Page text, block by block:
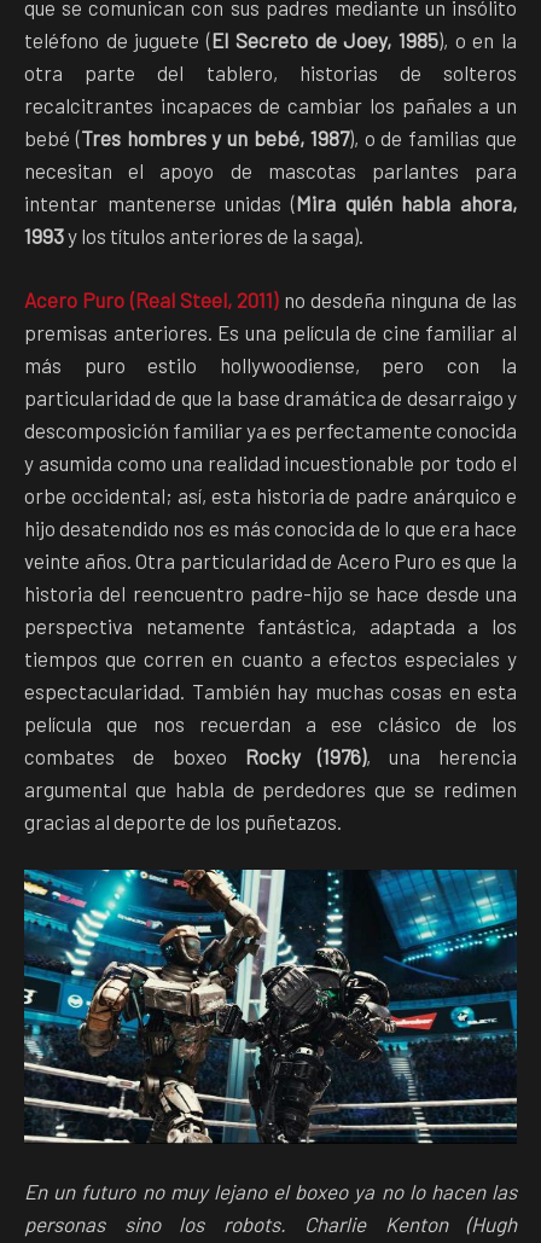
que se comunican con sus padres mediante un insólito
teléfono de juguete (El Secreto de Joey, 1985), o en la
otra parte del tablero, historias de solteros
recalcitrantes incapaces de cambiar los pañales a un
bebé (Tres hombres y un bebé, 1987), o de familias que
necesitan el apoyo de mascotas parlantes para
intentar mantenerse unidas (Mira quién habla ahora,
1993y los títulos anteriores de la saga).
Acero Puro (Real Steel, 2011)no desdeña ninguna de las
premisas anteriores. Es una película de cine familiar al
más puro estilo hollywoodiense, pero con la
particularidad de que la base dramática de desarraigo y
descomposición familiar ya es perfectamente conocida
y asumida como una realidad incuestionable por todo el
orbe occidental; así, esta historia de padre anárquico e
hijo desatendido nos es más conocida de lo que era hace
veinte años. Otra particularidad de Acero Puro es que la
historia del reencuentro padre-hijo se hace desde una
perspectiva netamente fantástica, adaptada a los
tiempos que corren en cuanto a efectos especiales y
espectacularidad. También hay muchas cosas en esta
película que nos recuerdan a ese clásico de los
combates de boxeo Rocky (1976), una herencia
argumental que habla de perdedores que se redimen
gracias al deporte de los puñetazos.
En un futuro no muy lejano el boxeo ya no lo hacen las
personas sino los robots. Charlie Kenton (Hugh